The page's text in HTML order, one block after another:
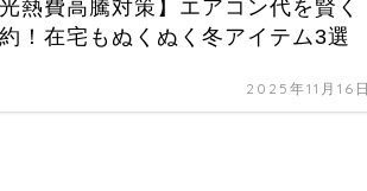
光熱費高騰対策】エアコン代を賢く
！在宅もぬくぬく冬アイテム3選
2025年11月16